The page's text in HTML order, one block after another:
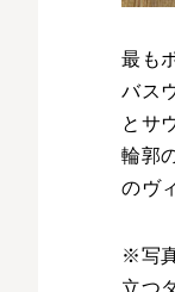
最も
バス
とサ
輪郭
のヴ
※写
立つ